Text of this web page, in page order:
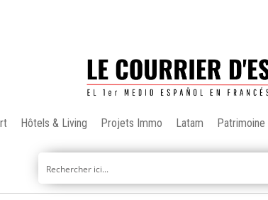
Hôtels & Living Projets Immo Latam Patrimoine